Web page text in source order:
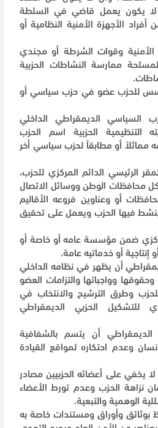
لا يكون يعمل قاضي في السلطة
أفراد الأجهزة الأمنية النظامية أو
الأمنية وقوات الشرطة أو مجندي
ممارسة النشاطات الحزبية
للحزب عضو في حزب سياسي أو
السياسي الديمقراطي الداخلي
التنظيمية الحزبية اسم الحزب
مماثلاً أو مطابقاً لحزب سياسي أخر
الرئيسي الدائم المركزي للحزب،
محافظات الوطن ووسائل الاتصال
أو وعناوين فروعه الأقاليم
ينشط فيها الحزب ويعمل على تحقيق
ضمن مؤسسة عامه أو خاصة أو
إنتاجية أو خدماتيه عامة.
أن يظهر في نظامه الداخلي
وواجباتها والتزامات العضو
وطرق الترشيح والانتخاب في
للتشكيل الحزبي الديمقراطي
أن يتسم بالشفافية
وعدم احتكاره لمواقع القيادة
يخفي على أعضائه الحزبيين مصادر
نزاهة الحزب وعدم تورط الأعضاء
الوهمية والتبعية.
بوثائق وأوراق ومستندات خاصة به